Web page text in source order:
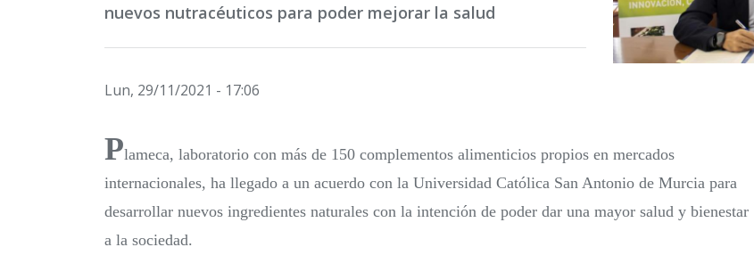
nuevos nutracéuticos para poder mejorar la salud
Lun, 29/11/2021 - 17:06
Plameca, laboratorio con más de 150 complementos alimenticios propios en mercados
internacionales, ha llegado a un acuerdo con la Universidad Católica San Antonio de Murcia para
desarrollar nuevos ingredientes naturales con la intención de poder dar una mayor salud y bienestar
a la sociedad.